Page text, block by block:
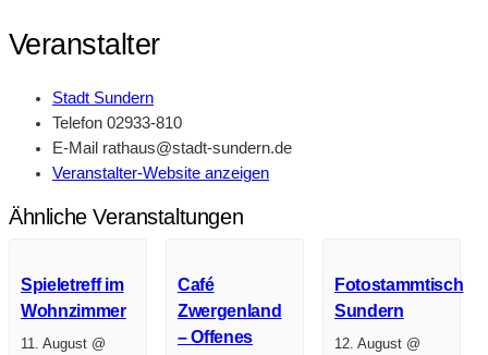
Veranstalter
Stadt Sundern
Telefon 02933-810
E-Mail rathaus@stadt-sundern.de
Veranstalter-Website anzeigen
Ähnliche Veranstaltungen
Spieletreff im
Wohnzimmer
11. August @
Café
Zwergenland
– Offenes
Fotostammtisch
Sundern
12. August @